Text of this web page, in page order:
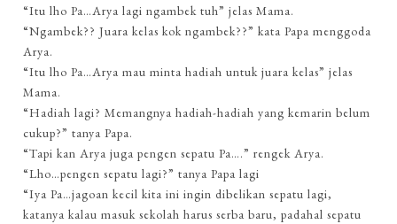
“Itu lho Pa…Arya lagi ngambek tuh” jelas Mama.
“Ngambek?? Juara kelas kok ngambek??” kata Papa menggoda
Arya.
“Itu lho Pa…Arya mau minta hadiah untuk juara kelas” jelas
Mama.
“Hadiah lagi? Memangnya hadiah-hadiah yang kemarin belum
cukup?” tanya Papa.
“Tapi kan Arya juga pengen sepatu Pa….” rengek Arya.
“Lho…pengen sepatu lagi?” tanya Papa lagi
“Iya Pa…jagoan kecil kita ini ingin dibelikan sepatu lagi,
katanya kalau masuk sekolah harus serba baru, padahal sepatu